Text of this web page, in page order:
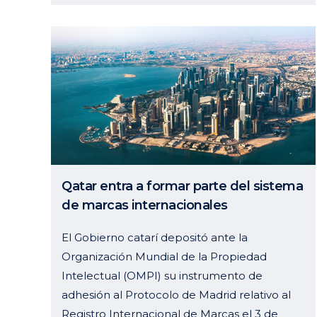
Qatar entra a formar parte del sistema
de marcas internacionales
El Gobierno catarí depositó ante la
Organización Mundial de la Propiedad
Intelectual (OMPI) su instrumento de
adhesión al Protocolo de Madrid relativo al
Registro Internacional de Marcas el 3 de